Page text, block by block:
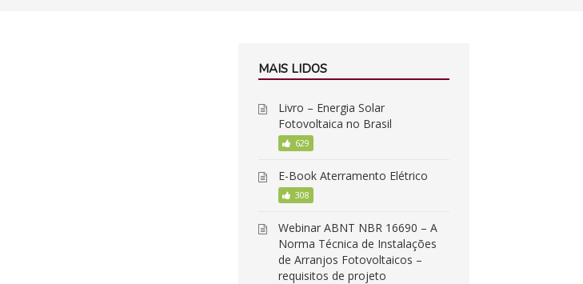
MAIS LIDOS
Livro – Energia Solar
Fotovoltaica no Brasil
629
E-Book Aterramento Elétrico
308
Webinar ABNT NBR 16690 – A
Norma Técnica de Instalações
de Arranjos Fotovoltaicos –
requisitos de projeto